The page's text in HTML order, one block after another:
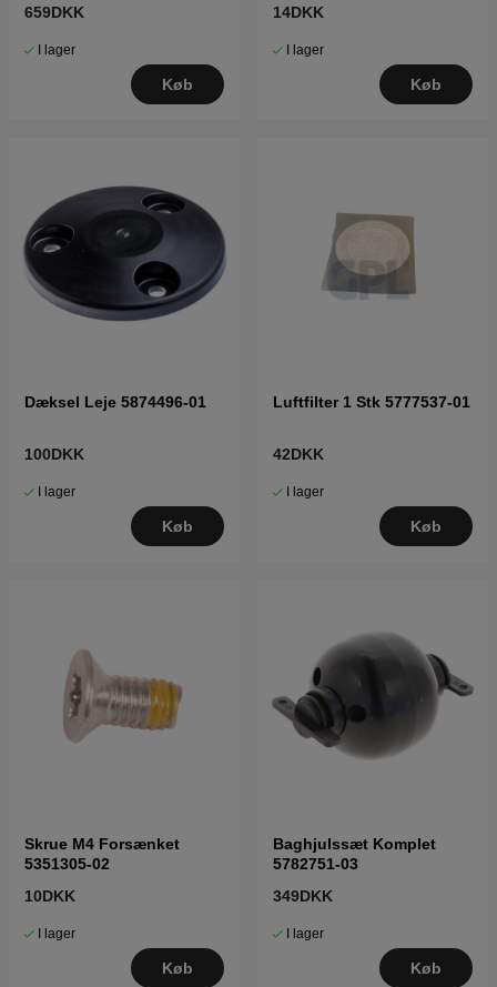
Mark II
659DKK
I lager
Køb
14DKK
I lager
Køb
Dæksel Leje 5874496-01
100DKK
I lager
Køb
Luftfilter 1 Stk 5777537-01
42DKK
I lager
Køb
Skrue M4 Forsænket
5351305-02
10DKK
I lager
Køb
Baghjulssæt Komplet
5782751-03
349DKK
I lager
Køb